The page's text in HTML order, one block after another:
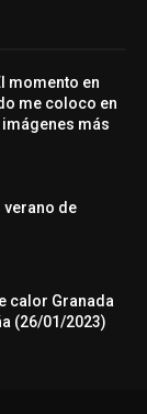
momento en
me coloco en
más
verano de
calor Granada
(26/01/2023)